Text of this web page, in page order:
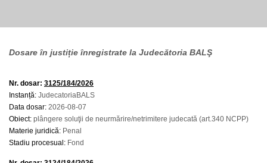
Dosare în justiție înregistrate la Judecătoria BALŞ
Nr. dosar: 3125/184/2026
Instanță: JudecatoriaBALS
Data dosar: 2026-08-07
Obiect: plângere soluţii de neurmărire/netrimitere judecată (art.340 NCPP)
Materie juridică: Penal
Stadiu procesual: Fond